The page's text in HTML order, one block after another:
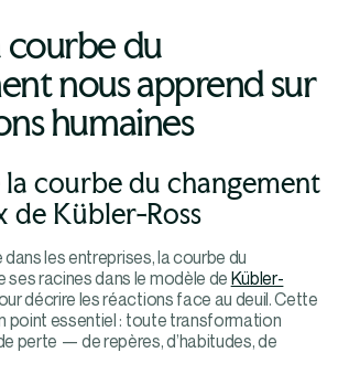
courbe du
nous apprend sur
humaines
la courbe du changement
de Kübler-Ross
dans les entreprises, la courbe du
racines dans le modèle de Kübler-
décrire les réactions face au deuil. Cette
point essentiel : toute transformation
perte — de repères, d’habitudes, de